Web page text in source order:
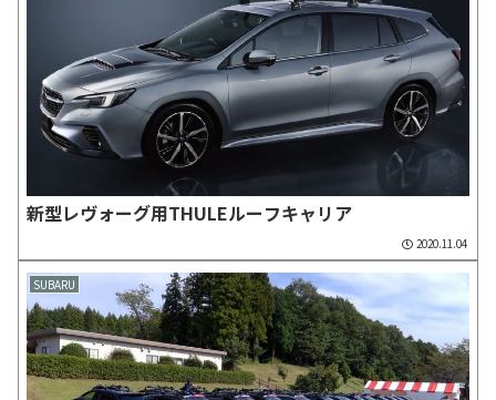
新型レヴォーグ用THULEルーフキャリア
2020.11.04
SUBARU